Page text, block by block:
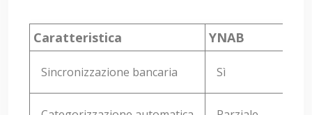
Caratteristica YNAB
Sincronizzazione bancaria Sì